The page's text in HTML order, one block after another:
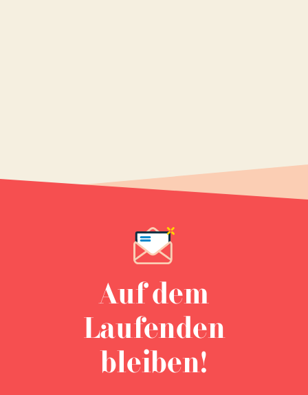
Auf dem
Laufenden
bleiben!